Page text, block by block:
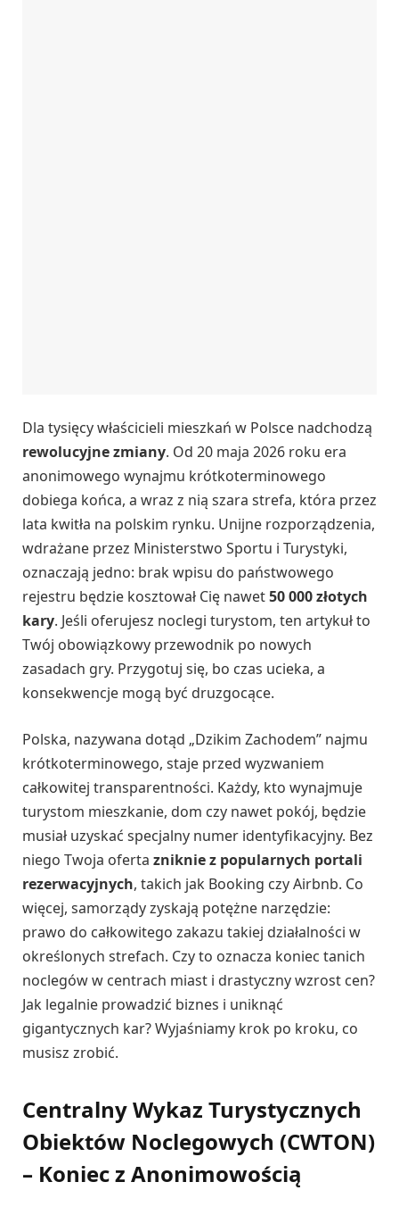
Dla tysięcy właścicieli mieszkań w Polsce nadchodzą
rewolucyjne zmiany. Od 20 maja 2026 roku era
anonimowego wynajmu krótkoterminowego
dobiega końca, a wraz z nią szara strefa, która przez
lata kwitła na polskim rynku. Unijne rozporządzenia,
wdrażane przez Ministerstwo Sportu i Turystyki,
oznaczają jedno: brak wpisu do państwowego
rejestru będzie kosztował Cię nawet50 000 złotych
kary. Jeśli oferujesz noclegi turystom, ten artykuł to
Twój obowiązkowy przewodnik po nowych
zasadach gry. Przygotuj się, bo czas ucieka, a
konsekwencje mogą być druzgocące.
Polska, nazywana dotąd „Dzikim Zachodem” najmu
krótkoterminowego, staje przed wyzwaniem
całkowitej transparentności. Każdy, kto wynajmuje
turystom mieszkanie, dom czy nawet pokój, będzie
musiał uzyskać specjalny numer identyfikacyjny. Bez
niego Twoja oferta zniknie z popularnych portali
rezerwacyjnych, takich jak Booking czy Airbnb. Co
więcej, samorządy zyskają potężne narzędzie:
prawo do całkowitego zakazu takiej działalności w
określonych strefach. Czy to oznacza koniec tanich
noclegów w centrach miast i drastyczny wzrost cen?
Jak legalnie prowadzić biznes i uniknąć
gigantycznych kar? Wyjaśniamy krok po kroku, co
musisz zrobić.
Centralny Wykaz Turystycznych
Obiektów Noclegowych (CWTON)
– Koniec z Anonimowością